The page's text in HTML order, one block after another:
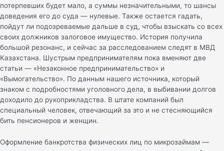
потерпевших будет мало, а суммы незначительными, то шансы
доведения его до суда — нулевые. Также остается гадать,
пойдут ли подозреваемые дальше в суд, чтобы взыскать со всех
своих должников залоговое имущество. История получила
большой резонанс, и сейчас за расследованием следят в МВД
Казахстана. Шустрым предпринимателям пока вменяют две
статьи — «Незаконное предпринимательство» и
«Вымогательство». По данным нашего источника, который
знаком с подробностями уголовного дела, в выбивании долгов
доходило до рукоприкладства. В штате компаний был
специальный человек, отвечающий за это и не стесняющийся
бить пенсионеров и женщин.
Оформление банкротства физических лиц по микрозаймам —